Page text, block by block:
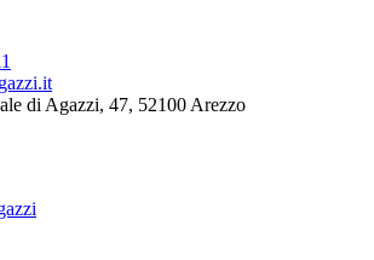
di Agazzi, 47, 52100 Arezzo